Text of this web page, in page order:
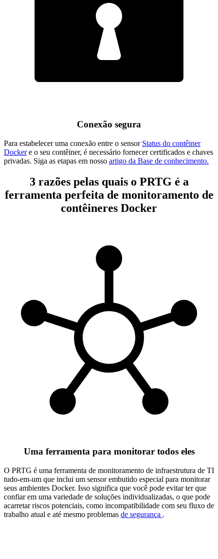
Conexão segura
Para estabelecer uma conexão entre o sensor Status do contêiner
Dockere o seu contêiner, é necessário fornecer certificados e chaves
privadas. Siga as etapas em nosso artigo da Base de conhecimento.
3 razões pelas quais o PRTG é a
ferramenta perfeita de monitoramento de
contêineres Docker
Uma ferramenta para monitorar todos eles
O PRTG é uma ferramenta de monitoramento de infraestrutura de TI
tudo-em-um que inclui um sensor embutido especial para monitorar
seus ambientes Docker. Isso significa que você pode evitar ter que
confiar em uma variedade de soluções individualizadas, o que pode
acarretar riscos potenciais, como incompatibilidade com seu fluxo de
trabalho atual e até mesmo problemas de segurança .